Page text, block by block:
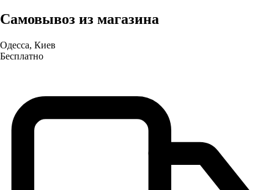
Самовывоз из магазина
Одесса, Киев
Бесплатно